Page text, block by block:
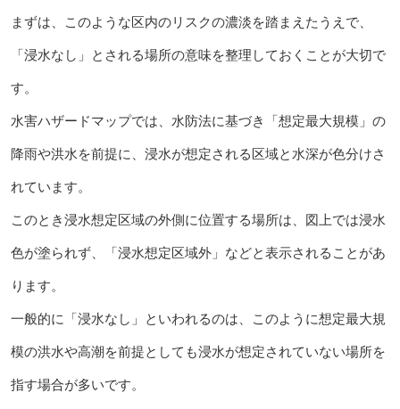
まずは、このような区内のリスクの濃淡を踏まえたうえで、
「浸水なし」とされる場所の意味を整理しておくことが大切で
す。
水害ハザードマップでは、水防法に基づき「想定最大規模」の
降雨や洪水を前提に、浸水が想定される区域と水深が色分けさ
れています。
このとき浸水想定区域の外側に位置する場所は、図上では浸水
色が塗られず、「浸水想定区域外」などと表示されることがあ
ります。
一般的に「浸水なし」といわれるのは、このように想定最大規
模の洪水や高潮を前提としても浸水が想定されていない場所を
指す場合が多いです。